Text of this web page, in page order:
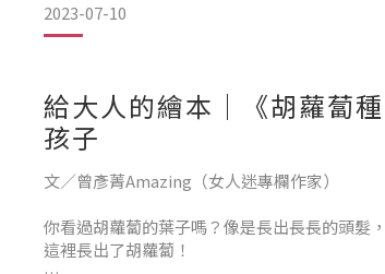
趣、有力」；三不則是「不著急、不比較、不設
2023-07-10
給大人的繪本｜《胡蘿蔔
孩子
文／曾彥菁Amazing（女人迷專欄作家）
你看過胡蘿蔔的葉子嗎？像是長出長長的頭髮
這裡長出了胡蘿蔔！